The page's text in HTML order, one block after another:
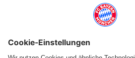
Folge uns